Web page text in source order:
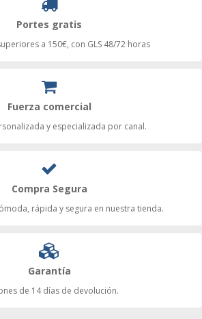
Portes gratis
a 150€, con GLS 48/72 horas
Fuerza comercial
y especializada por canal.
Compra Segura
rápida y segura en nuestra tienda.
Garantía
de 14 días de devolución.